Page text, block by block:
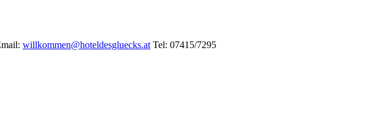
willkommen@hoteldesgluecks.at Tel: 07415/7295